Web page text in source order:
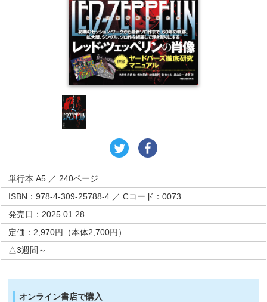
単行本 A5 ／ 240ページ
ISBN：978-4-309-25788-4 ／ Cコード：0073
発売日：2025.01.28
定価：2,970円（本体2,700円）
△3週間～
オンライン書店で購入